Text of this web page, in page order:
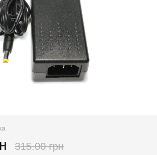
315.00 грн